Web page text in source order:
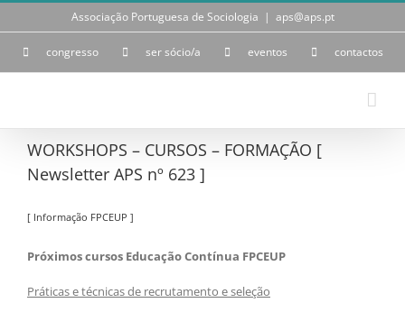
Skip
Associação Portuguesa de Sociologia | aps@aps.pt
congresso ser sócio/a eventos contactos
WORKSHOPS – CURSOS – FORMAÇÃO [
Newsletter APS nº 623 ]
[ Informação FPCEUP ]
Próximos cursos Educação Contínua FPCEUP
Práticas e técnicas de recrutamento e seleção